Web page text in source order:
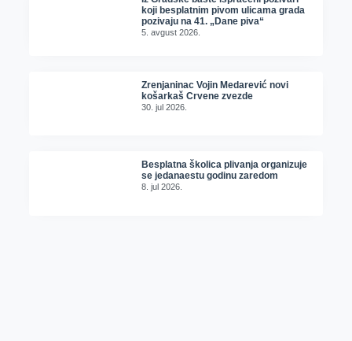
koji besplatnim pivom ulicama grada
pozivaju na 41. „Dane piva“
5. avgust 2026.
Zrenjaninac Vojin Medarević novi
košarkaš Crvene zvezde
30. jul 2026.
Besplatna školica plivanja organizuje
se jedanaestu godinu zaredom
8. jul 2026.